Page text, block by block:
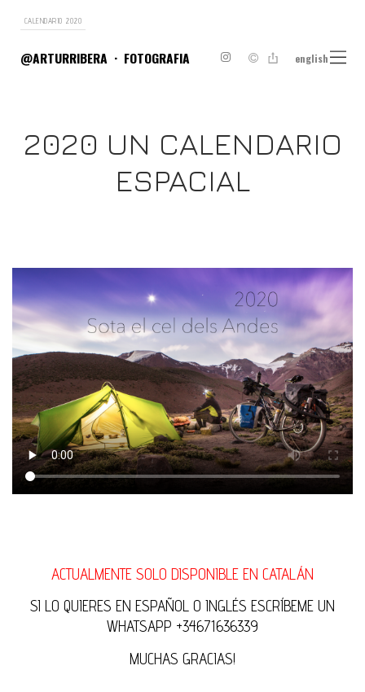
CALENDARIO 2020
@ARTURRIBERA FOTOGRAFIA english
2020 UN CALENDARIO
ESPACIAL
ACTUALMENTE SOLO DISPONIBLE EN CATALÁN
SI LO QUIERES EN ESPAÑOL O INGLÉS ESCRÍBEME UN
WHATSAPP +34671636339
MUCHAS GRACIAS!